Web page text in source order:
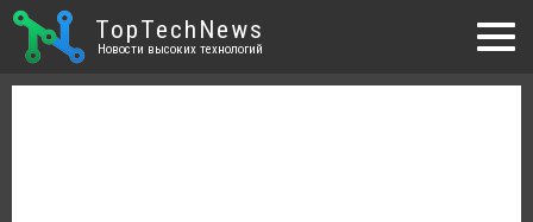
TopTechNews
Новости высоких технологий